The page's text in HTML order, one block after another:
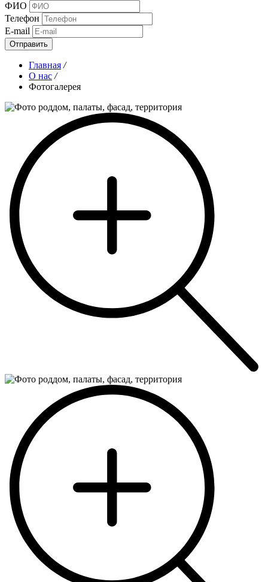
ФИО
Телефон
E-mail
Отправить
Главная /
О нас /
Фотогалерея